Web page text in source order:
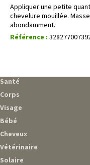
Appliquer une petite
chevelure mouillée.
abondamment.
Référence :
Santé
Corps
Visage
Bébé
Cheveux
Vétérinaire
Solaire